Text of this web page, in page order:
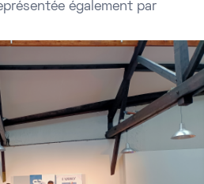
également par